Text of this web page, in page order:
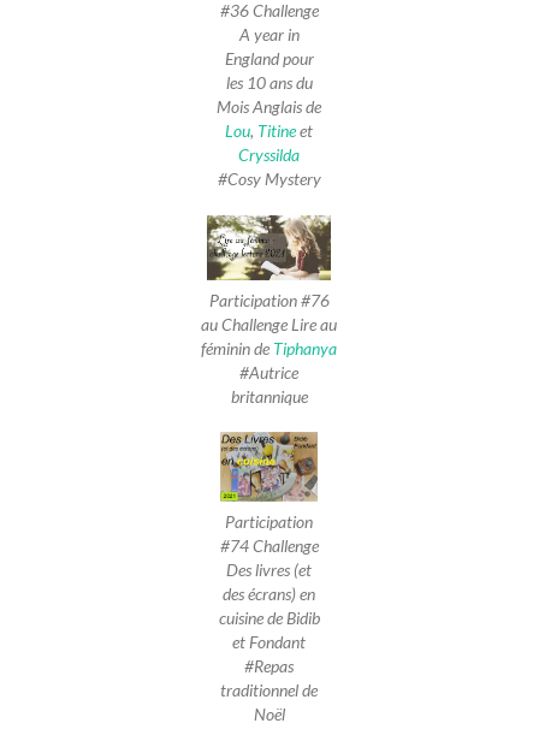
#36 Challenge
A year in
England pour
les 10 ans du
Mois Anglais de
Lou, Titineet
Cryssilda
#Cosy Mystery
Participation #76
au Challenge Lire au
féminin de Tiphanya
#Autrice
britannique
Participation
#74 Challenge
Des livres (et
des écrans) en
cuisine de Bidib
et Fondant
#Repas
traditionnel de
Noël